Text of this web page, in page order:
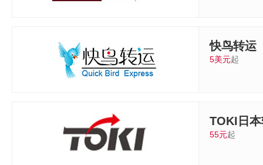
快鸟转运
5美元起
TOKI日
55元起